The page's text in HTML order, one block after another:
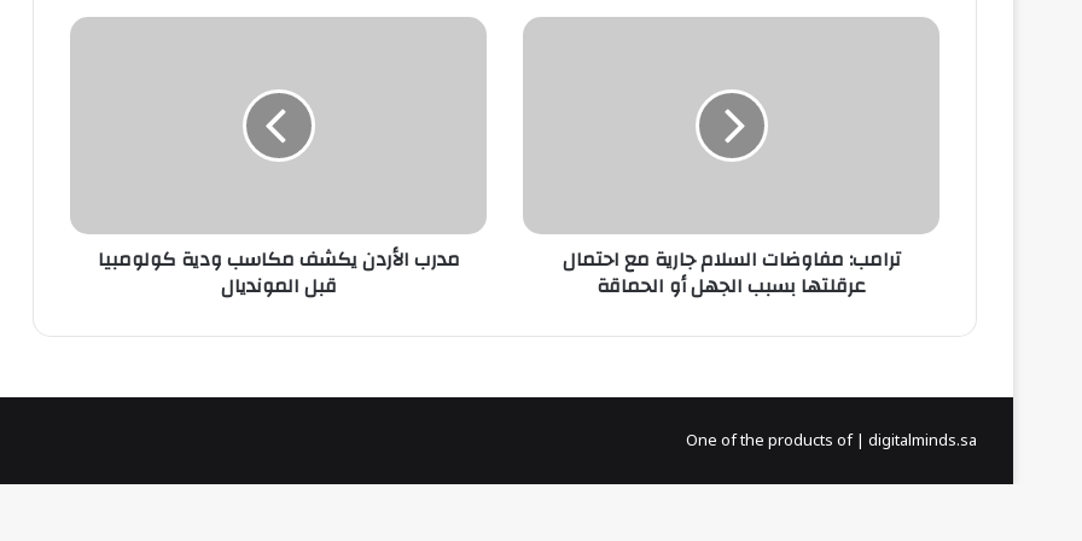
ترامب:
الجهل
ترامب: مفاوضات السلام جارية مع احتمال
عرقلتها بسبب الجهل أو الحماقة
مدرب
مدرب الأردن يكشف مكاسب ودية كولومبيا
قبل المونديال
One of the products of | digitalminds.sa